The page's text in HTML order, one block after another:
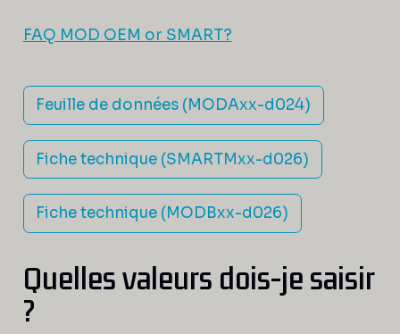
FAQ MOD OEM or SMART?
Feuille de données (MODAxx-d024)
Fiche technique (SMARTMxx-d026)
Fiche technique (MODBxx-d026)
Quelles valeurs dois-je saisir
?